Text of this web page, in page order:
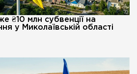
₴10 млн субвенції на
у Миколаївській області